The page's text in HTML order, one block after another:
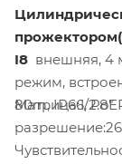
I8 внешняя, 4
режим,
80m, IP66, PoE
Матрица:1/2.8"